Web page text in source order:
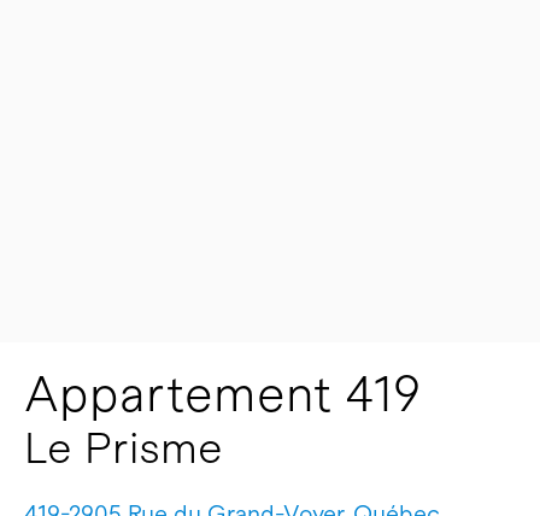
Appartement 419
Le Prisme